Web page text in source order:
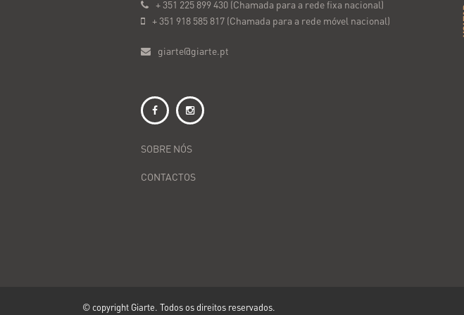
+ 351 225 899 430 (Chamada para a rede fixa nacional)
+ 351 918 585 817 (Chamada para a rede móvel nacional)
giarte@giarte.pt
SOBRE NÓS
CONTACTOS
© copyright Giarte. Todos os direitos reservados.